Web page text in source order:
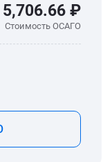
5,706.66 ₽
Стоимость ОСАГО